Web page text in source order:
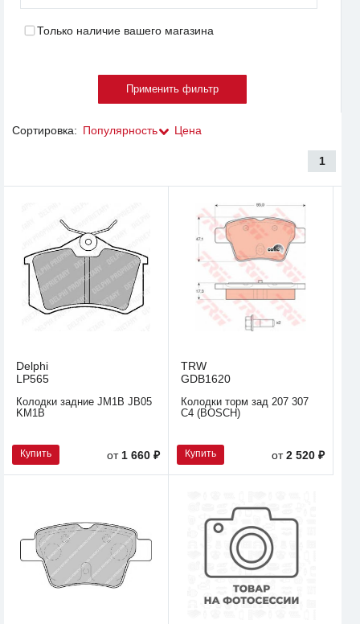
Только наличие вашего магазина
Сортировка: Популярность Цена
1
Delphi
LP565
Колодки задние JM1B JB05
KM1B
Купить от 1 660 ₽
TRW
GDB1620
Колодки торм зад 207 307
C4 (BOSCH)
Купить от2 520 ₽